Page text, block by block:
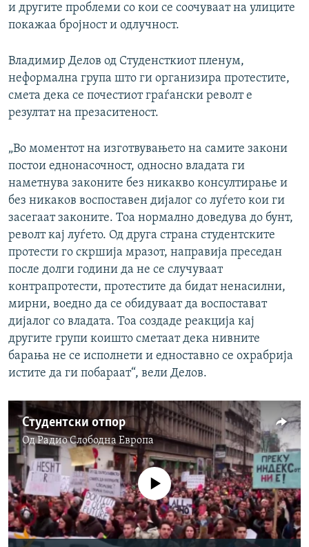
и другите проблеми со кои се соочуваат на улиците
покажаа бројност и одлучност.
Владимир Делов од Студенсткиот пленум,
неформална група што ги организира протестите,
смета дека се почестиот граѓански револт е
резултат на презаситеност.
„Во моментот на изготвувањето на самите закони
постои еднонасочност, односно владата ги
наметнува законите без никакво консултирање и
без никаков воспоставен дијалог со луѓето кои ги
засегаат законите. Тоа нормално доведува до бунт,
револт кај луѓето. Од друга страна студентските
протести го скршија мразот, направија преседан
после долги години да не се случуваат
контрапротести, протестите да бидат ненасилни,
мирни, воедно да се обидуваат да воспостават
дијалог со владата. Тоа создаде реакција кај
другите групи коишто сметаат дека нивните
барања не се исполнети и едноставно се охрабрија
истите да ги побараат“, вели Делов.
Студентски отпор
ОдРадио Слободна Eвропа
No media source currently available